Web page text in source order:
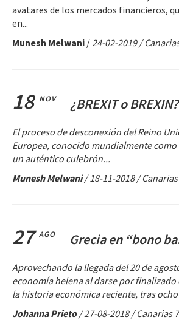
avatares de los mercados financieros,
en...
Munesh Melwani /24-02-2019/
18 NOV ¿BREXIT o BREXIN?
El proceso de desconexión del Reino
Europea, conocido mundialmente como
un auténtico culebrón...
Munesh Melwani/18-11-2018/
27 AGO Grecia en “bono
Aprovechando la llegada del 20 de
economía helena al darse por finalizado
la historia económica reciente, tras
Johanna Prieto/27-08-2018/ Canarias 7